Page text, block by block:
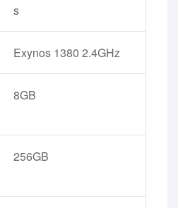
s
Exynos 1380 2.4GHz
8GB
256GB